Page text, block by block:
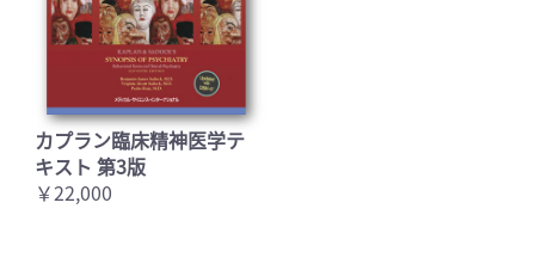
カプラン臨床精神医学テ
キスト 第3版
￥22,000